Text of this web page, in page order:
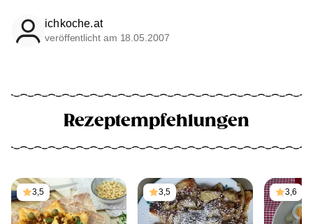
ichkoche.at
veröffentlicht am 18.05.2007
Rezeptempfehlungen
3,5 3,5 3,6